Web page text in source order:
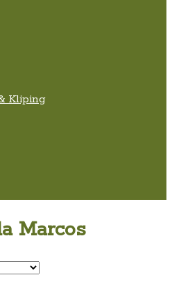
Kliping
Marcos